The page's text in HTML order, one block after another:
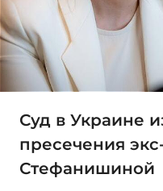
Суд в Украине
пресечения
Стефанишиной